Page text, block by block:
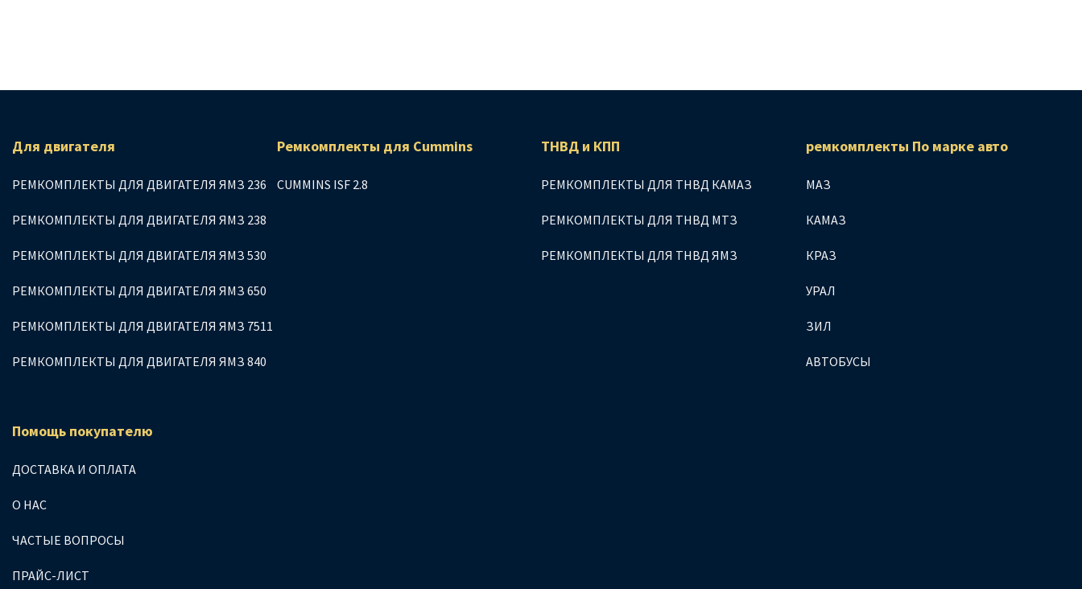
Для двигателя
РЕМКОМПЛЕКТЫ ДЛЯ ДВИГАТЕЛЯ ЯМЗ 236
РЕМКОМПЛЕКТЫ ДЛЯ ДВИГАТЕЛЯ ЯМЗ 238
РЕМКОМПЛЕКТЫ ДЛЯ ДВИГАТЕЛЯ ЯМЗ 530
РЕМКОМПЛЕКТЫ ДЛЯ ДВИГАТЕЛЯ ЯМЗ 650
РЕМКОМПЛЕКТЫ ДЛЯ ДВИГАТЕЛЯ ЯМЗ 7511
РЕМКОМПЛЕКТЫ ДЛЯ ДВИГАТЕЛЯ ЯМЗ 840
Ремкомплекты для Сummins
CUMMINS ISF 2.8
ТНВД и КПП
РЕМКОМПЛЕКТЫ ДЛЯ ТНВД КАМАЗ
РЕМКОМПЛЕКТЫ ДЛЯ ТНВД МТЗ
РЕМКОМПЛЕКТЫ ДЛЯ ТНВД ЯМЗ
ремкомплекты По марке авто
МАЗ
КАМАЗ
КРАЗ
УРАЛ
ЗИЛ
АВТОБУСЫ
Помощь покупателю
ДОСТАВКА И ОПЛАТА
О НАС
ЧАСТЫЕ ВОПРОСЫ
ПРАЙС-ЛИСТ